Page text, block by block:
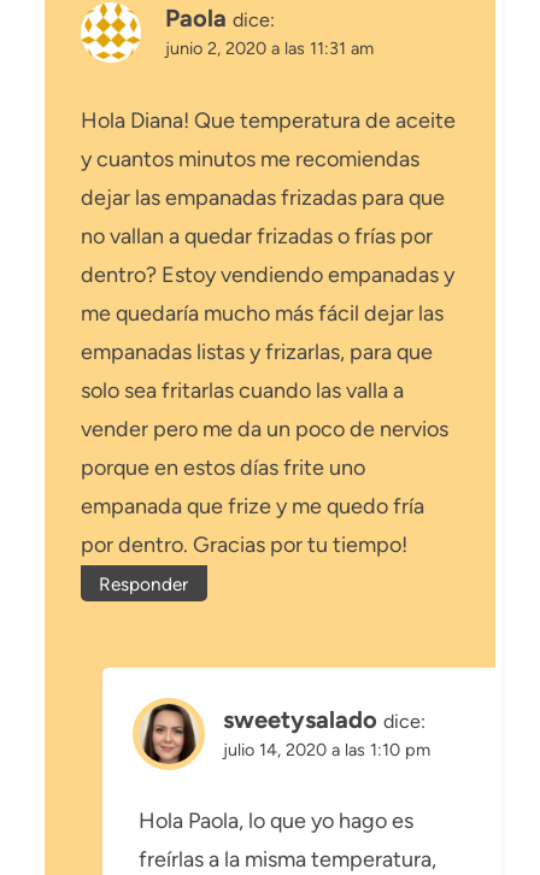
Paola dice:
junio 2, 2020 a las 11:31 am
Hola Diana! Que temperatura de aceite
y cuantos minutos me recomiendas
dejar las empanadas frizadas para que
no vallan a quedar frizadas o frías por
dentro? Estoy vendiendo empanadas y
me quedaría mucho más fácil dejar las
empanadas listas y frizarlas, para que
solo sea fritarlas cuando las valla a
vender pero me da un poco de nervios
porque en estos días frite uno
empanada que frize y me quedo fría
por dentro. Gracias por tu tiempo!
Responder
sweetysalado dice:
julio 14, 2020 a las 1:10 pm
Hola Paola, lo que yo hago es
freírlas a la misma temperatura,